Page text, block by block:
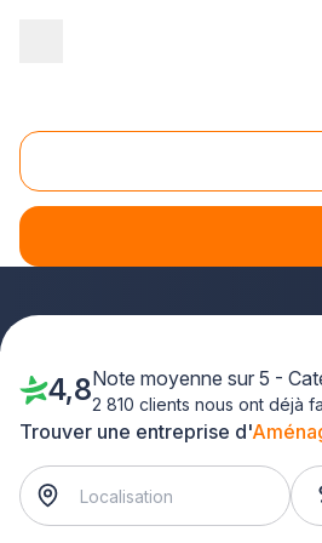
Aménagement extérieur
Vous envisagez unprojet
chez vous. Que vous souhaitiez
département de la Loire-
Trouver une entreprise d'
4,8Note moyenne sur 5 -
2 810 clients nous ont déjà